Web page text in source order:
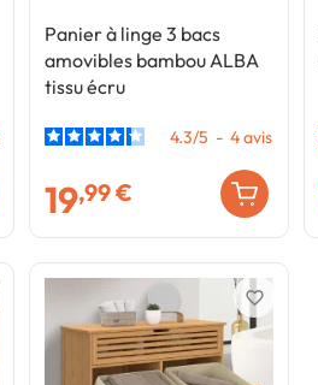
Panier à linge 3 bacs
amovibles bambou ALBA
tissu écru
4.3/5 - 4avis
19,99 €
favorite_border